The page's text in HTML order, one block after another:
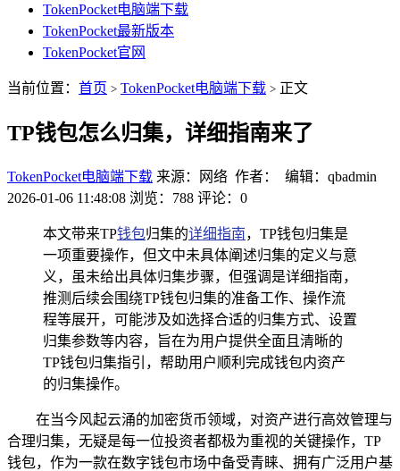
TokenPocket电脑端下载
TokenPocket最新版本
TokenPocket官网
当前位置： 首页 > TokenPocket电脑端下载 > 正文
TP钱包怎么归集，详细指南来了
TokenPocket电脑端下载 来源：网络 作者： 编辑：qbadmin
2026-01-06 11:48:08 浏览：788 评论：0
本文带来TP钱包归集的详细指南，TP钱包归集是
一项重要操作，但文中未具体阐述归集的定义与意
义，虽未给出具体归集步骤，但强调是详细指南，
推测后续会围绕TP钱包归集的准备工作、操作流
程等展开，可能涉及如选择合适的归集方式、设置
归集参数等内容，旨在为用户提供全面且清晰的
TP钱包归集指引，帮助用户顺利完成钱包内资产
的归集操作。
在当今风起云涌的加密货币领域，对资产进行高效管理与
合理归集，无疑是每一位投资者都极为重视的关键操作，TP
钱包，作为一款在数字钱包市场中备受青睐、拥有广泛用户基